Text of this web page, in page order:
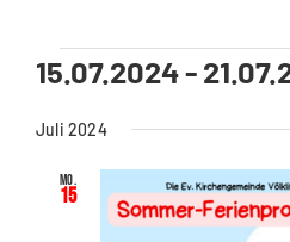
15.07.2024 -
wählen.
Juli 2024
Mo.
15